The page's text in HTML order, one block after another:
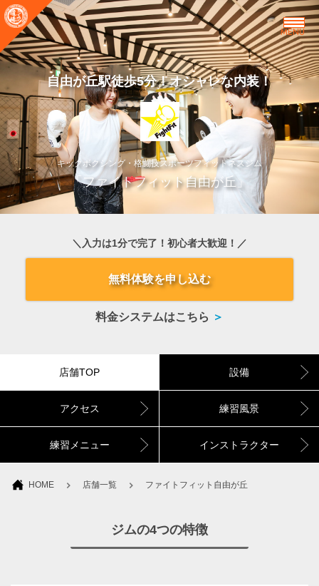
MENU
自由が丘駅徒歩5分！オシャレな内装！
キックボクシング・格闘技スポーツフィットネスジム
「ファイトフィット自由が丘」
＼入力は1分で完了！初心者大歓迎！／
無料体験を申し込む
料金システムはこちら
店舗TOP 設備
アクセス 練習風景
練習メニュー インストラクター
HOME 店舗一覧 ファイトフィット自由が丘
ジムの4つの特徴